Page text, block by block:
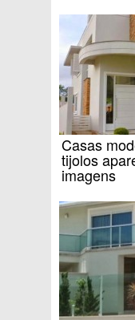
Casas
tijolos
imagens